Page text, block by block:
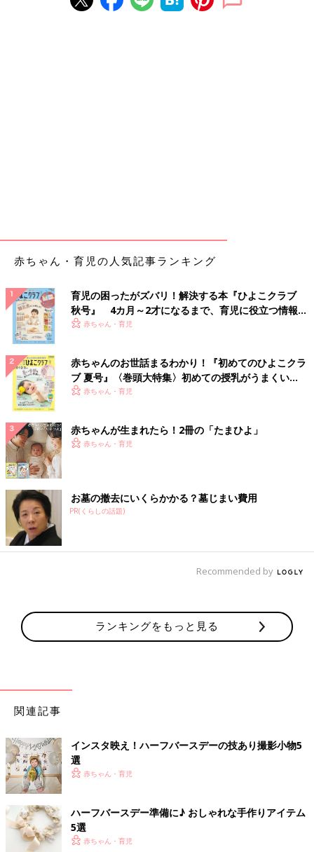
ージュで統一したセットでハーフバースデーの写真を撮影。ニコ
出典：Instagramアカウント「rui.ema」
rui.emaさんは白いタペストリーやバルーンをセットしてハーフ
バースデーの写真を撮影。グレーのベビードレスもふわふわして
いてかわいいですね。こちらのドレスはプチプラでとてもお買い
得だったそうです。
家にあるものを活用してハーフバースデーの撮影！
出典：Instagramアカウント「momo_guri」
MOMOさんはバルーンやぬいぐるみなどと一緒にハーフバース
デーの写真を撮影。バルーン以外は家にあるものを利用してセッ
トを作ったそうです。時計の時間は生まれたときの時間になのだ
とか。とても良いアイデアですね！
赤ちゃん・育児の人気記事ランキング
育児の困ったがズバリ！解決する本『ひよこクラブ
秋号』 4カ月～2才になるまで、育児に役立つ情報が
いっぱい！
赤ちゃん・育児
赤ちゃんのお世話まるわかり！『初めてのひよこクラ
ブ 夏号』〈巻頭大特集〉初めての授乳がうまくい
く！ おっぱい・ミルクの基本と夏のトラブル 解決テ
赤ちゃん・育児
赤ちゃんが生まれたら！2冊の「たまひよ」
赤ちゃん・育児
お墓の撤去にいくらかかる？墓じまい費用
PR(くらしの話題)
Recommended by
ランキングをもっと見る
関連記事
インスタ映え！ハーフバースデーの技あり撮影小物5
選
赤ちゃん・育児
ハーフバースデー準備に♪ おしゃれな手作りアイテム
5選
赤ちゃん・育児